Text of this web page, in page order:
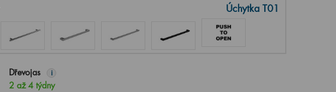
Úchytka T01
Dřevojas i
2 až 4 týdny